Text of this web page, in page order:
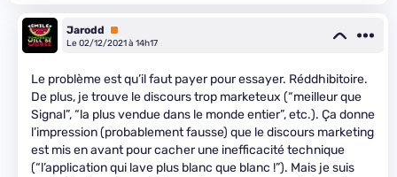
Jarodd
Premium
Le 02/12/2021 à 14h17
Le problème est qu’il faut payer pour essayer. Réddhibitoire.
De plus, je trouve le discours trop marketeux (“meilleur que
Signal”, “la plus vendue dans le monde entier”, etc.). Ça donne
l’impression (probablement fausse) que le discours marketing
est mis en avant pour cacher une inefficacité technique
(“l’application qui lave plus blanc que blanc !”). Mais je suis